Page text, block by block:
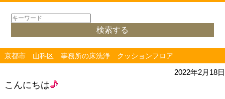
京都市 山科区 事務所の床洗浄 クッションフロア
2022年2月18日
こんにちは